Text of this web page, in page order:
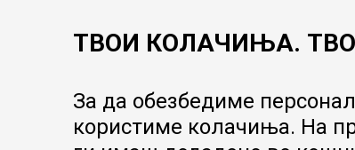
09:00 до 17:00
ТВОИ КОЛАЧИЊА.
За да обезбедиме
користиме колачиња. На